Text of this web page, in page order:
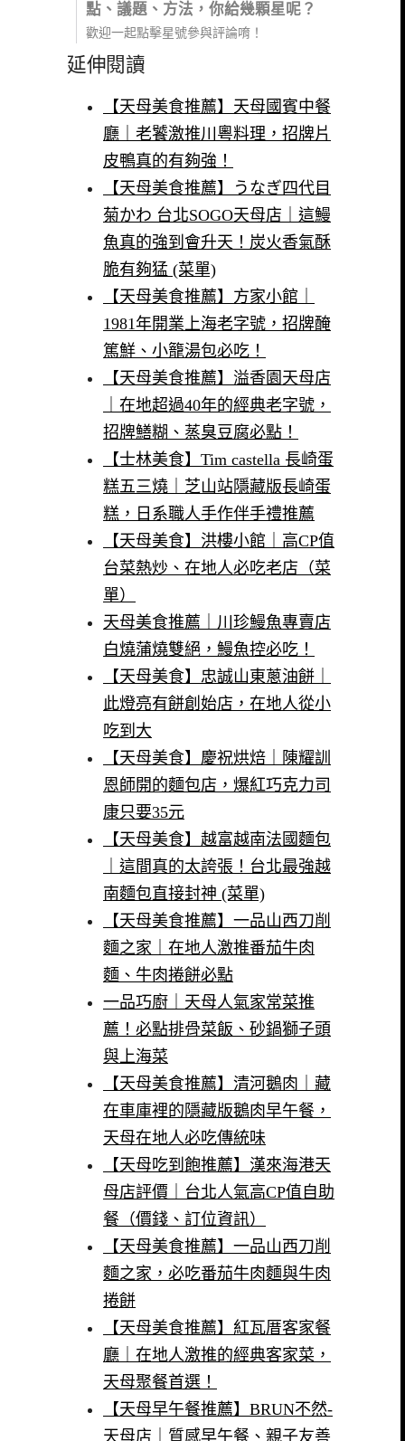
點、議題、方法，你給幾顆星呢？
歡迎一起點擊星號參與評論唷！
延伸閱讀
【天母美食推薦】天母國賓中餐
廳｜老饕激推川粵料理，招牌片
皮鴨真的有夠強！
【天母美食推薦】うなぎ四代目
菊かわ 台北SOGO天母店｜這鰻
魚真的強到會升天！炭火香氣酥
脆有夠猛 (菜單)
【天母美食推薦】方家小館｜
1981年開業上海老字號，招牌醃
篤鮮、小籠湯包必吃！
【天母美食推薦】溢香園天母店
｜在地超過40年的經典老字號，
招牌鱔糊、蒸臭豆腐必點！
【士林美食】Tim castella 長崎蛋
糕五三燒｜芝山站隱藏版長崎蛋
糕，日系職人手作伴手禮推薦
【天母美食】洪樓小館｜高CP值
台菜熱炒、在地人必吃老店（菜
單）
天母美食推薦｜川珍鰻魚專賣店
白燒蒲燒雙絕，鰻魚控必吃！
【天母美食】忠誠山東蔥油餅｜
此燈亮有餅創始店，在地人從小
吃到大
【天母美食】慶祝烘焙｜陳耀訓
恩師開的麵包店，爆紅巧克力司
康只要35元
【天母美食】越富越南法國麵包
｜這間真的太誇張！台北最強越
南麵包直接封神 (菜單)
【天母美食推薦】一品山西刀削
麵之家｜在地人激推番茄牛肉
麵、牛肉捲餅必點
一品巧廚｜天母人氣家常菜推
薦！必點排骨菜飯、砂鍋獅子頭
與上海菜
【天母美食推薦】清河鵝肉｜藏
在車庫裡的隱藏版鵝肉早午餐，
天母在地人必吃傳統味
【天母吃到飽推薦】漢來海港天
母店評價｜台北人氣高CP值自助
餐（價錢、訂位資訊）
【天母美食推薦】一品山西刀削
麵之家，必吃番茄牛肉麵與牛肉
捲餅
【天母美食推薦】紅瓦厝客家餐
廳｜在地人激推的經典客家菜，
天母聚餐首選！
【天母早午餐推薦】BRUN不然-
天母店｜質感早午餐、親子友善